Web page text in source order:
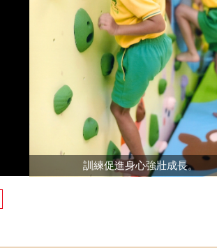
訓練促進身心強壯成長。